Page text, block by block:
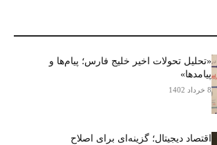
«تحلیل تحولات اخیر خلیج فارس؛ پیام‌ها و
پیامدها»
8 خرداد 1402
اقتصاد دیجیتال؛ گزینه‌ای برای اصلاح